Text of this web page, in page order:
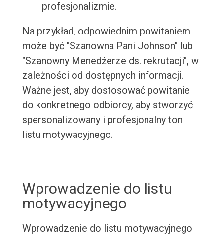
profesjonalizmie.
Na przykład, odpowiednim powitaniem
może być "Szanowna Pani Johnson" lub
"Szanowny Menedżerze ds. rekrutacji", w
zależności od dostępnych informacji.
Ważne jest, aby dostosować powitanie
do konkretnego odbiorcy, aby stworzyć
spersonalizowany i profesjonalny ton
listu motywacyjnego.
Wprowadzenie do listu
motywacyjnego
Wprowadzenie do listu motywacyjnego